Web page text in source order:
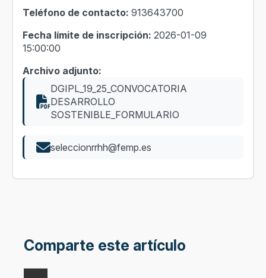
Teléfono de contacto: 913643700
Fecha límite de inscripción: 2026-01-09
15:00:00
Archivo adjunto:
DGIPL_19_25_CONVOCATORIA
DESARROLLO
SOSTENIBLE_FORMULARIO
seleccionrrhh@femp.es
Comparte este artículo